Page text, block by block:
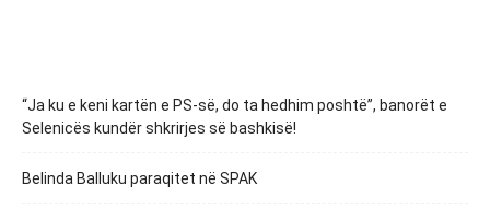
“Ja ku e keni kartën e PS-së, do ta hedhim poshtë”, banorët e
Selenicës kundër shkrirjes së bashkisë!
Belinda Balluku paraqitet në SPAK